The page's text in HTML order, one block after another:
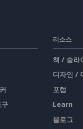
리소스
책 / 슬라
디자인 /
포럼
Learn
블로그